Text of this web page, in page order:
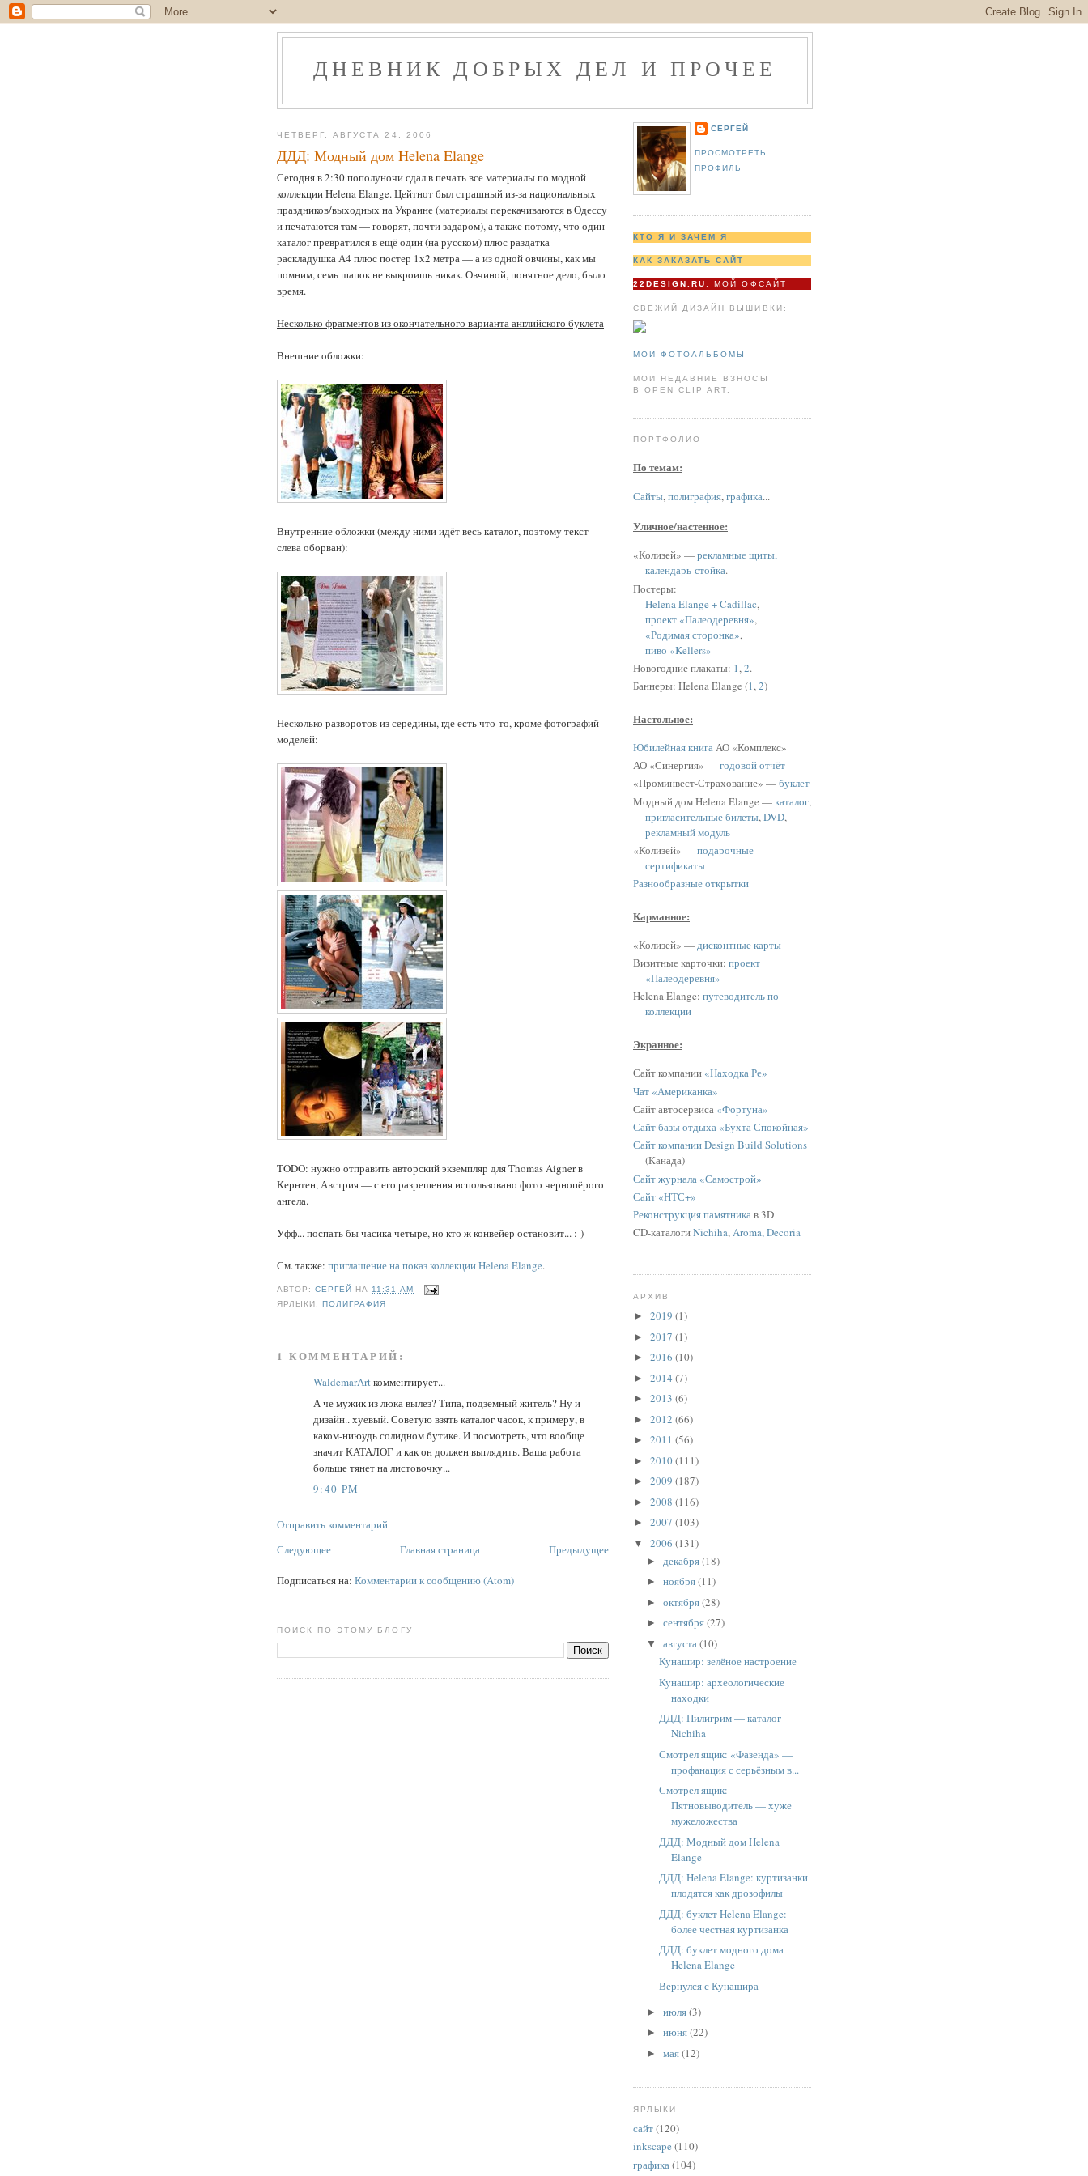
ДНЕВНИК ДОБРЫХ ДЕЛ И ПРОЧЕЕ
ЧЕТВЕРГ, АВГУСТА 24, 2006
ДДД: Модный дом Helena Elange
Сегодня в 2:30 пополуночи сдал в печать все материалы по модной
коллекции Helena Elange. Цейтнот был страшный из-за национальных
праздников/выходных на Украине (материалы перекачиваются в Одессу
и печатаются там — говорят, почти задаром), а также потому, что один
каталог превратился в ещё один (на русском) плюс раздатка-
раскладушка А4 плюс постер 1х2 метра — а из одной овчины, как мы
помним, семь шапок не выкроишь никак. Овчиной, понятное дело, было
время.
Несколько фрагментов из окончательного варианта английского буклета
Внешние обложки:
Внутренние обложки (между ними идёт весь каталог, поэтому текст
слева оборван):
Несколько разворотов из середины, где есть что-то, кроме фотографий
моделей:
TODO: нужно отправить авторский экземпляр для Thomas Aigner в
Кернтен, Австрия — с его разрешения использовано фото чернопёрого
ангела.
Уфф... поспать бы часика четыре, но кто ж конвейер остановит... :-)
См. также: приглашение на показ коллекции Helena Elange.
АВТОР:СЕРГЕЙ НА 11:31 AM
ЯРЛЫКИ:ПОЛИГРАФИЯ
1 КОММЕНТАРИЙ:
WaldemarArt комментирует...
А че мужик из люка вылез? Типа, подземный житель? Ну и
дизайн.. хуевый. Советую взять каталог часок, к примеру, в
каком-ниюудь солидном бутике. И посмотреть, что вообще
значит КАТАЛОГ и как он должен выглядить. Ваша работа
больше тянет на листовочку...
9:40 PM
Отправить комментарий
Следующее
Предыдущее
Главная страница
Подписаться на: Комментарии к сообщению (Atom)
ПОИСК ПО ЭТОМУ БЛОГУ
СЕРГЕЙ
ПРОСМОТРЕТЬ
ПРОФИЛЬ
КТО Я И ЗАЧЕМ Я
КАК ЗАКАЗАТЬ САЙТ
22DESIGN.RU : МОЙ ОФСАЙТ
СВЕЖИЙ ДИЗАЙН ВЫШИВКИ:
МОИ ФОТОАЛЬБОМЫ
МОИ НЕДАВНИЕ ВЗНОСЫ
В OPEN CLIP ART:
ПОРТФОЛИО
По темам:
Сайты,полиграфия,графика...
Уличное/настенное:
«Колизей» —рекламные щиты,
календарь-стойка.
Постеры:
Helena Elange + Cadillac,
проект «Палеодеревня»,
«Родимая сторонка»,
пиво «Kellers»
Новогодние плакаты: 1,2.
Баннеры: Helena Elange (1,2)
Настольное:
Юбилейная книгаАО «Комплекс»
АО «Синергия» —годовой отчёт
«Проминвест-Страхование» —буклет
Модный дом Helena Elange —каталог,
пригласительные билеты,DVD,
рекламный модуль
«Колизей» —подарочные
сертификаты
Разнообразные открытки
Карманное:
«Колизей» —дисконтные карты
Визитные карточки: проект
«Палеодеревня»
Helena Elange: путеводитель по
коллекции
Экранное:
Сайт компании «Находка Ре»
Чат «Американка»
Сайт автосервиса «Фортуна»
Сайт базы отдыха «Бухта Спокойная»
Сайт компании Design Build Solutions
(Канада)
Сайт журнала «Самострой»
Сайт «НТС+»
Реконструкция памятникав 3D
CD-каталогиNichiha,Aroma, Decoria
АРХИВ
► 2019 (1)
► 2017 (1)
► 2016 (10)
► 2014 (7)
► 2013 (6)
► 2012 (66)
► 2011 (56)
► 2010(111)
► 2009 (187)
► 2008 (116)
► 2007 (103)
▼ 2006 (131)
► декабря(18)
► ноября(11)
► октября(28)
► сентября(27)
▼ августа(10)
Кунашир: зелёное настроение
Кунашир: археологические
находки
ДДД: Пилигрим — каталог
Nichiha
Смотрел ящик: «Фазенда» —
профанация с серьёзным в...
Смотрел ящик:
Пятновыводитель — хуже
мужеложества
ДДД: Модный дом Helena
Elange
ДДД: Helena Elange: куртизанки
плодятся как дрозофилы
ДДД: буклет Helena Elange:
более честная куртизанка
ДДД: буклет модного дома
Helena Elange
Вернулся с Кунашира
► июля(3)
► июня(22)
► мая(12)
ЯРЛЫКИ
сайт(120)
inkscape (110)
графика(104)